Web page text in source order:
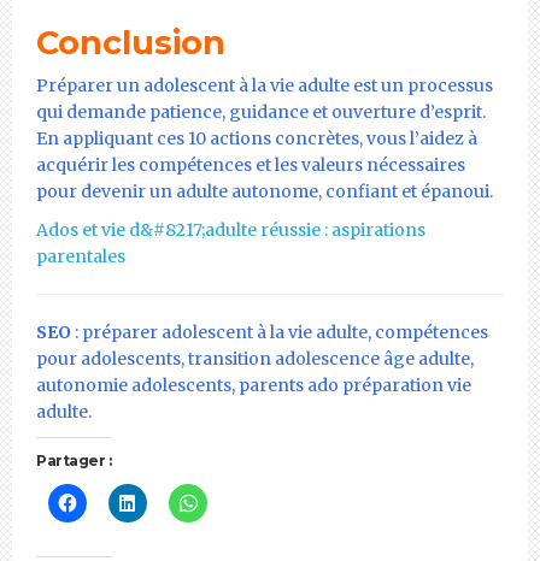
Conclusion
Préparer un adolescent à la vie adulte est un processus
qui demande patience, guidance et ouverture d’esprit.
En appliquant ces 10 actions concrètes, vous l’aidez à
acquérir les compétences et les valeurs nécessaires
pour devenir un adulte autonome, confiant et épanoui.
Ados et vie d&#8217;adulte réussie : aspirations
parentales
SEO : préparer adolescent à la vie adulte, compétences
pour adolescents, transition adolescence âge adulte,
autonomie adolescents, parents ado préparation vie
adulte.
Partager :